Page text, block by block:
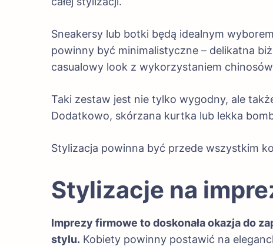
Sneakersy lub botki będą idealnym
powinny być minimalistyczne – delikatna
casualowy look z wykorzystaniem
Taki zestaw jest nie tylko wygodny, ale
Dodatkowo, skórzana kurtka lub lekka
Stylizacja powinna być przede wszystkim
Stylizacje na
Imprezy firmowe to doskonała okazja do
stylu. Kobiety powinny postawić na